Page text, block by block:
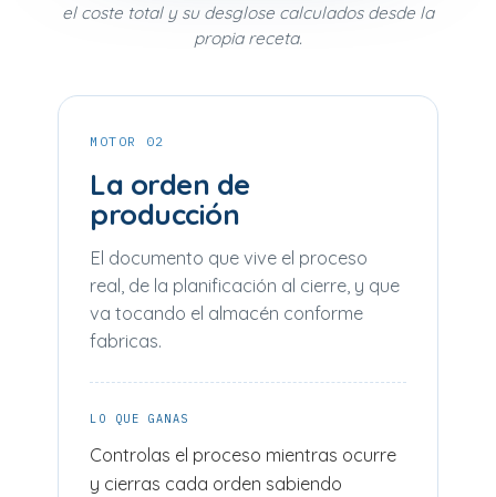
el coste total y su desglose calculados desde la
propia receta.
MOTOR 02
La orden de
producción
El documento que vive el proceso
real, de la planificación al cierre, y que
va tocando el almacén conforme
fabricas.
LO QUE GANAS
Controlas el proceso mientras ocurre
y cierras cada orden sabiendo